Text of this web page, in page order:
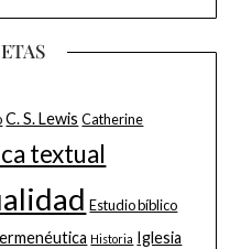
C. S. Lewis Catherine
textual
Estudio bíblico
Historia Iglesia